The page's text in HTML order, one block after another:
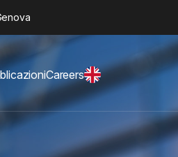
Careers